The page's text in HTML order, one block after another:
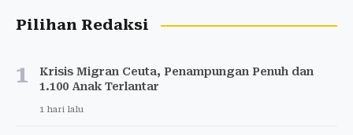
Pilihan Redaksi
1
Krisis Migran Ceuta, Penampungan Penuh dan
1.100 Anak Terlantar
1 hari lalu